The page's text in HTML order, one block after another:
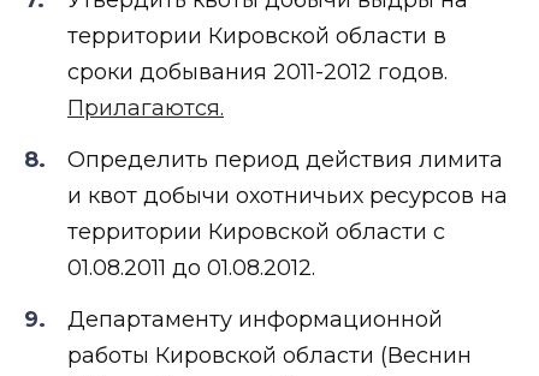
территории Кировской области в
сроки добывания 2011-2012 годов.
Прилагаются.
Определить период действия лимита
и квот добычи охотничьих ресурсов на
территории Кировской области с
01.08.2011 до 01.08.2012.
Департаменту информационной
работы Кировской области (Веснин